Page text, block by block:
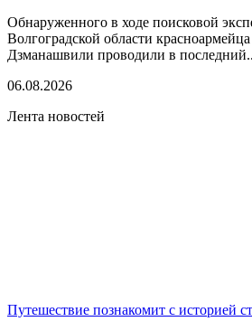
Обнаруженного в ходе поисковой
Волгоградской области
Дзманашвили проводили в
06.08.2026
Лента новостей
Путешествие познакомит с историей